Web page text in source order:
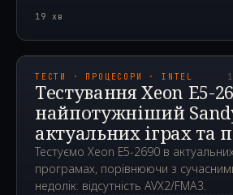
19 хв
ТЕСТИ · ПРОЦЕСОРИ · INTEL
Тестування Xeon E5-
найпотужніший
актуальних іграх та
Тестуємо Xeon E5-2690 в
програмах, порівнюючи з
недолік: відсутність AVX2/FMA3.